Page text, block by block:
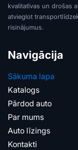
kvalitatīvas un drošas
atvieglot
risinājumus.
Navigācija
Sākuma lapa
Katalogs
Pārdod auto
Par mums
Auto līzings
Kontakti